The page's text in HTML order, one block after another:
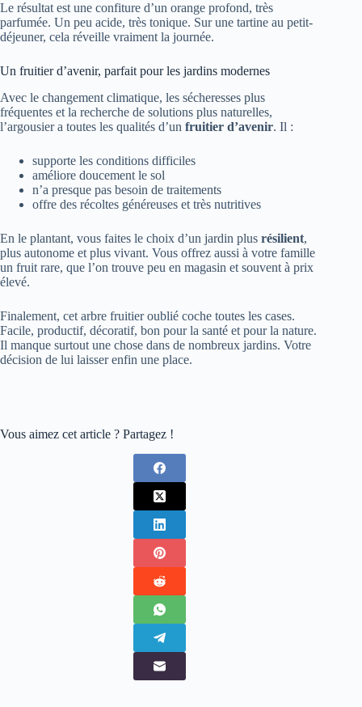
Le résultat est une confiture d’un orange profond, très
parfumée. Un peu acide, très tonique. Sur une tartine au petit-
déjeuner, cela réveille vraiment la journée.
Un fruitier d’avenir, parfait pour les jardins modernes
Avec le changement climatique, les sécheresses plus
fréquentes et la recherche de solutions plus naturelles,
l’argousier a toutes les qualités d’un fruitier d’avenir. Il :
supporte les conditions difficiles
améliore doucement le sol
n’a presque pas besoin de traitements
offre des récoltes généreuses et très nutritives
En le plantant, vous faites le choix d’un jardin plus résilient,
plus autonome et plus vivant. Vous offrez aussi à votre famille
un fruit rare, que l’on trouve peu en magasin et souvent à prix
élevé.
Finalement, cet arbre fruitier oublié coche toutes les cases.
Facile, productif, décoratif, bon pour la santé et pour la nature.
Il manque surtout une chose dans de nombreux jardins. Votre
décision de lui laisser enfin une place.
Vous aimez cet article ? Partagez !